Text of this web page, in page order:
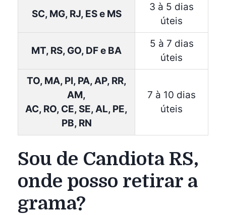
SC, MG, RJ, ES e MS
3 à 5 dias
úteis
MT, RS, GO, DF e BA
5 à 7 dias
úteis
TO, MA, PI, PA, AP, RR,
AM,
AC, RO, CE, SE, AL, PE,
PB, RN
7 à 10 dias
úteis
Sou de Candiota RS,
onde posso retirar a
grama?